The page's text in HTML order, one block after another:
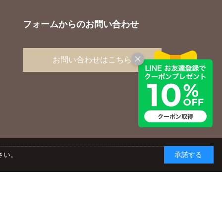
フォームからのお問い合わせ
お問い合わせはこちら
。 承諾する